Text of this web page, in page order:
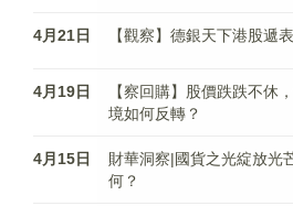
4月21日 【觀察】德銀天下港股遞
4月19日
【察回購】股價跌跌不休
境如何反轉？
4月15日
財華洞察|國貨之光綻放光
何？